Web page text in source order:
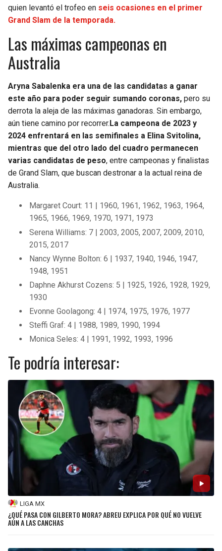
quien levantó el trofeo en seis ocasiones en el primer
Grand Slam de la temporada.
Las máximas campeonas en
Australia
Aryna Sabalenka era una de las candidatas a ganar
este año para poder seguir sumando coronas, pero su
derrota la aleja de las máximas ganadoras. Sin embargo,
aún tiene camino por recorrer. La campeona de 2023 y
2024 enfrentará en las semifinales a Elina Svitolina,
mientras que del otro lado del cuadro permanecen
varias candidatas de peso, entre campeonas y finalistas
de Grand Slam, que buscan destronar a la actual reina de
Australia.
Margaret Court: 11 | 1960, 1961, 1962, 1963, 1964,
1965, 1966, 1969, 1970, 1971, 1973
Serena Williams: 7 | 2003, 2005, 2007, 2009, 2010,
2015, 2017
Nancy Wynne Bolton: 6 | 1937, 1940, 1946, 1947,
1948, 1951
Daphne Akhurst Cozens: 5 | 1925, 1926, 1928, 1929,
1930
Evonne Goolagong: 4 | 1974, 1975, 1976, 1977
Steffi Graf: 4 | 1988, 1989, 1990, 1994
Monica Seles: 4 | 1991, 1992, 1993, 1996
Te podría interesar:
LIGA MX
¿QUÉ PASA CON GILBERTO MORA? ABREU EXPLICA POR QUÉ NO VUELVE
AÚN A LAS CANCHAS